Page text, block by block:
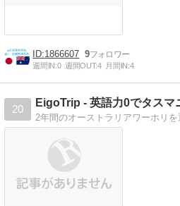
1866607 9
週間IN:0 週間OUT:4 月間IN:4
20
EigoTrip - 英語力0でタスマ